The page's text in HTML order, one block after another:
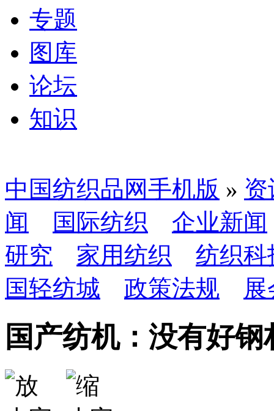
专题
图库
论坛
知识
中国纺织品网手机版 » 资
闻
国际纺织
企业新闻
研究
家用纺织
纺织科
国轻纺城
政策法规
国产纺机：没有好